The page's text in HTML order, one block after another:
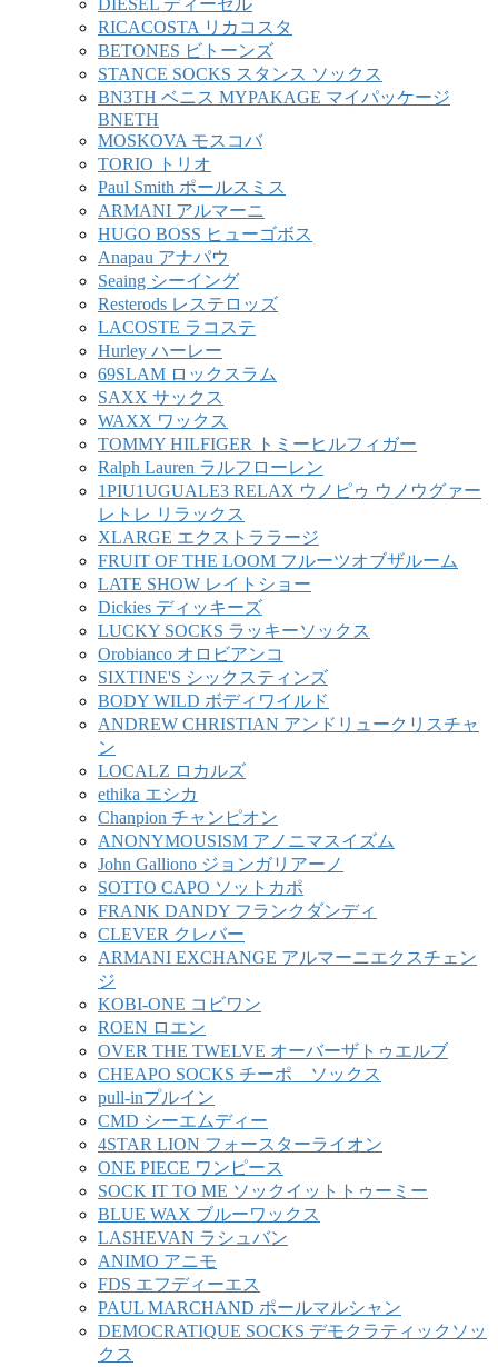
DIESEL ディーゼル
RICACOSTA リカコスタ
BETONES ビトーンズ
STANCE SOCKS スタンス ソックス
BN3TH ベニス MYPAKAGE マイパッケージ
BNETH
MOSKOVA モスコバ
TORIO トリオ
Paul Smith ポールスミス
ARMANI アルマーニ
HUGO BOSS ヒューゴボス
Anapau アナパウ
Seaing シーイング
Resterods レステロッズ
LACOSTE ラコステ
Hurley ハーレー
69SLAM ロックスラム
SAXX サックス
WAXX ワックス
TOMMY HILFIGER トミーヒルフィガー
Ralph Lauren ラルフローレン
1PIU1UGUALE3 RELAX ウノピゥ ウノウグァー
レトレ リラックス
XLARGE エクストララージ
FRUIT OF THE LOOM フルーツオブザルーム
LATE SHOW レイトショー
Dickies ディッキーズ
LUCKY SOCKS ラッキーソックス
Orobianco オロビアンコ
SIXTINE'S シックスティンズ
BODY WILD ボディワイルド
ANDREW CHRISTIAN アンドリュークリスチャ
ン
LOCALZ ロカルズ
ethika エシカ
Chanpion チャンピオン
ANONYMOUSISM アノニマスイズム
John Galliono ジョンガリアーノ
SOTTO CAPO ソットカポ
FRANK DANDY フランクダンディ
CLEVER クレバー
ARMANI EXCHANGE アルマーニエクスチェン
ジ
KOBI-ONE コビワン
ROEN ロエン
OVER THE TWELVE オーバーザトゥエルブ
CHEAPO SOCKS チーポ ソックス
pull-inプルイン
CMD シーエムディー
4STAR LION フォースターライオン
ONE PIECE ワンピース
SOCK IT TO ME ソックイットトゥーミー
BLUE WAX ブルーワックス
LASHEVAN ラシュバン
ANIMO アニモ
FDS エフディーエス
PAUL MARCHAND ポールマルシャン
DEMOCRATIQUE SOCKS デモクラティックソッ
クス